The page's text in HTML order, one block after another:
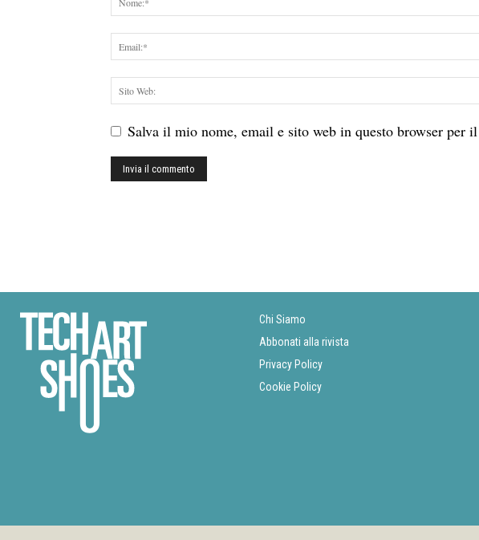
Salva il mio nome, email e sito web in questo browser per
Chi Siamo
Abbonati alla rivista
Privacy Policy
Cookie Policy